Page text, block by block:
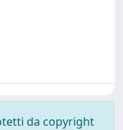
da copyright